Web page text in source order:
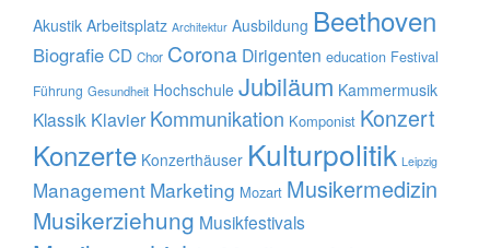
Akustik Arbeitsplatz Architektur Ausbildung Beethoven
BiografieCD Chor Corona Dirigenten education Festival
Führung Gesundheit Hochschule Jubiläum Kammermusik
Klassik Klavier Kommunikation Komponist Konzert
Konzerte Konzerthäuser Kulturpolitik Leipzig
Management Marketing Mozart Musikermedizin
Musikerziehung Musikfestivals